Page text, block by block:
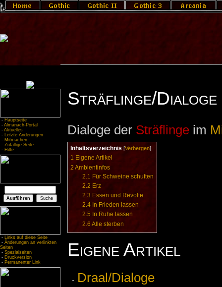
- Hauptseite
- Almanach-Portal
- Aktuelles
- Letzte Änderungen
- Mitmachen
- Zufällige Seite
- Hilfe
- Links auf diese Seite
- Änderungen an verlinkten
Seiten
- Spezialseiten
- Druckversion
- Permanenter Link
Sträflinge/Dialoge
Dialoge der Sträflingeim
Inhaltsverzeichnis [Verbergen]
1 Eigene Artikel
2 Ambientinfos
2.1 Für Schweine schuften
2.2 Erz
2.3 Essen und Revolte
2.4 In Frieden lassen
2.5 In Ruhe lassen
2.6 Alle sterben
Eigene Artikel
Draal/Dialoge